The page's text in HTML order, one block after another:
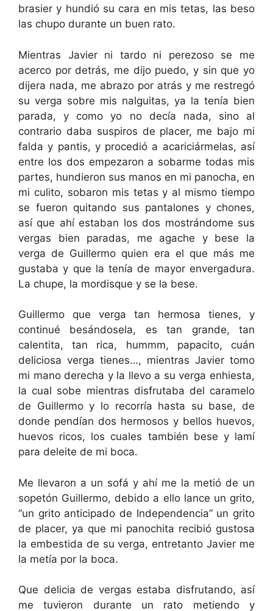
brasier y hundió su cara en mis tetas, las beso
las chupo durante un buen rato.
Mientras Javier ni tardo ni perezoso se me
acerco por detrás, me dijo puedo, y sin que yo
dijera nada, me abrazo por atrás y me restregó
su verga sobre mis nalguitas, ya la tenía bien
parada, y como yo no decía nada, sino al
contrario daba suspiros de placer, me bajo mi
falda y pantis, y procedió a acariciármelas, así
entre los dos empezaron a sobarme todas mis
partes, hundieron sus manos en mi panocha, en
mi culito, sobaron mis tetas y al mismo tiempo
se fueron quitando sus pantalones y chones,
así que ahí estaban los dos mostrándome sus
vergas bien paradas, me agache y bese la
verga de Guillermo quien era el que más me
gustaba y que la tenía de mayor envergadura.
La chupe, la mordisque y se la bese.
Guillermo que verga tan hermosa tienes, y
continué besándosela, es tan grande, tan
calentita, tan rica, hummm, papacito, cuán
deliciosa verga tienes…, mientras Javier tomo
mi mano derecha y la llevo a su verga enhiesta,
la cual sobe mientras disfrutaba del caramelo
de Guillermo y lo recorría hasta su base, de
donde pendían dos hermosos y bellos huevos,
huevos ricos, los cuales también bese y lamí
para deleite de mi boca.
Me llevaron a un sofá y ahí me la metió de un
sopetón Guillermo, debido a ello lance un grito,
“un grito anticipado de Independencia” un grito
de placer, ya que mi panochita recibió gustosa
la embestida de su verga, entretanto Javier me
la metía por la boca.
Que delicia de vergas estaba disfrutando, así
me tuvieron durante un rato metiendo y